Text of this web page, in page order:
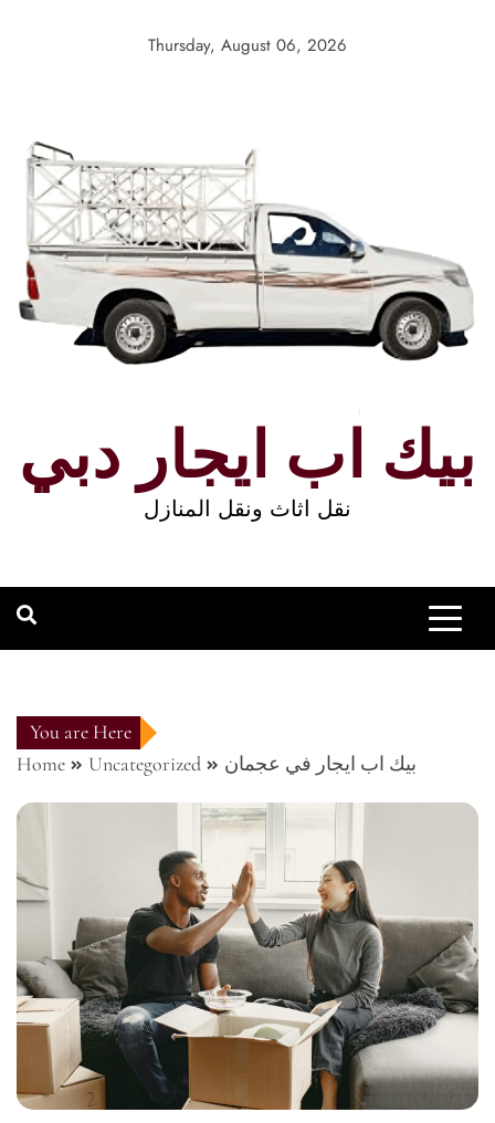
Thursday, August 06, 2026
بيك اب ايجار دبي
نقل اثاث ونقل المنازل
You are Here
Home
Uncategorized بيك اب ايجار في عجمان